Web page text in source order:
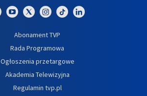
Abonament TVP
Rada Programowa
Ogłoszenia przetargowe
Akademia Telewizyjna
Regulamin tvp.pl